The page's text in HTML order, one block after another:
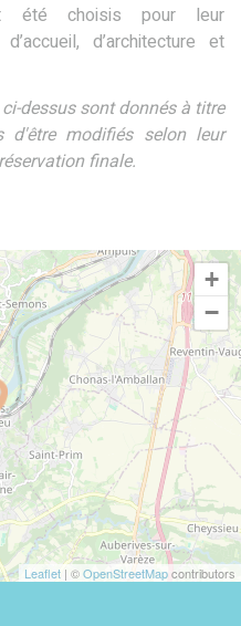
été choisis pour leur
d’architecture et
dessus sont donnés à titre
d'être modifiés selon leur
finale.
+
−
Leaflet | ©OpenStreetMapcontributors